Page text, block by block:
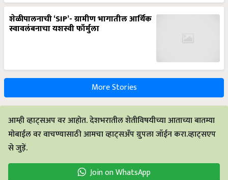
शेळीपालनाची ‘SIP’- ग्रामीण भागातील आर्थिक
स्वावलंबनाचा यशस्वी फॉर्मुला
More Stories
आम्ही व्हाट्सअप वर आहोत. देशभरातील शेतीविषयीच्या आताच्या बातम्या
मोबाईल वर वाचण्यासाठी आमचा व्हाट्सअँप ग्रुपला जॉईन करा.व्हाट्सएप
से जुड़ें.
Join on WhatsApp